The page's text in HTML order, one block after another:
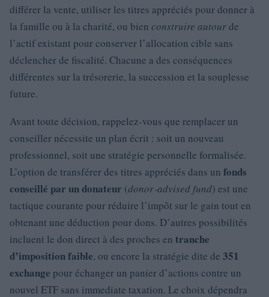
différer la vente, utiliser les titres appréciés pour donner à
la famille ou à la charité, ou bien construire autourde
l’actif existant pour conserver l’allocation cible sans
déclencher de fiscalité. Chacune a des conséquences
différentes sur la trésorerie, la succession et la souplesse
future.
Avant toute décision, rappelez‑vous que remplacer un
conseiller nécessite un plan écrit : soit un nouveau
professionnel, soit une stratégie personnelle formalisée.
L’option de transférer des titres appréciés dans un fonds
conseillé par un donateur (donor‑advised fund) est une
tactique courante pour réduire l’impôt sur le gain tout en
obtenant une déduction pour dons. D’autres possibilités
incluent le don direct à des proches en tranche
d’imposition faible, ou encore la stratégie dite de 351
exchange pour échanger un panier d’actions contre un
nouvel ETF sans immediate taxation. Le choix dépendra